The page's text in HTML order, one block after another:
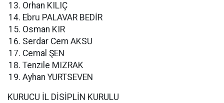
Orhan KILIÇ
Ebru PALAVAR BEDİR
Osman KIR
Serdar Cem AKSU
Cemal ŞEN
Tenzile MIZRAK
Ayhan YURTSEVEN
KURUCU İL DİSİPLİN KURULU